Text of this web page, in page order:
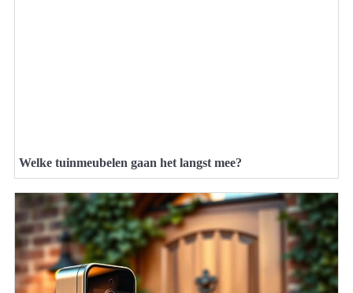
Welke tuinmeubelen gaan het langst mee?